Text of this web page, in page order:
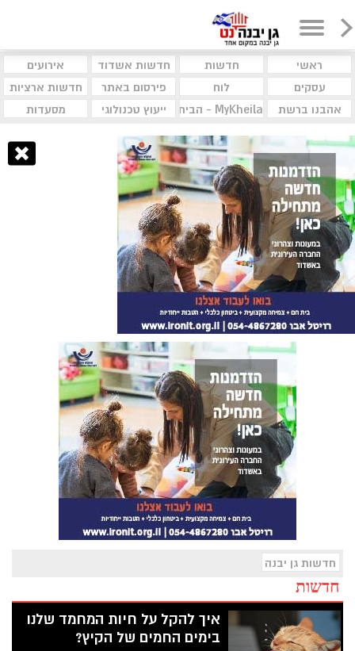
ראשי חדשות חדשות אשדוד
אירועים
עסקים
לוח פירסום באתר
חדשות ארציות
אהבנו ברשת
MyKheila - הבית לעסקים וקהילות ייעוץ טכנולוגי מסעדות
חדשות גן יבנה
חדשות
איך להקל על חיות המחמד שלנו
בימים החמים של הקיץ?